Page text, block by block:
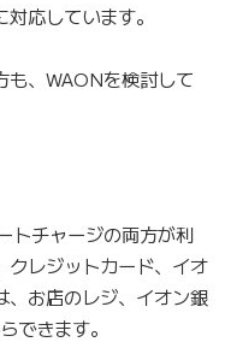
応しています。
も、WAONを検討して
トチャージの両方が利
クレジットカード、イオ
、お店のレジ、イオン銀
できます。